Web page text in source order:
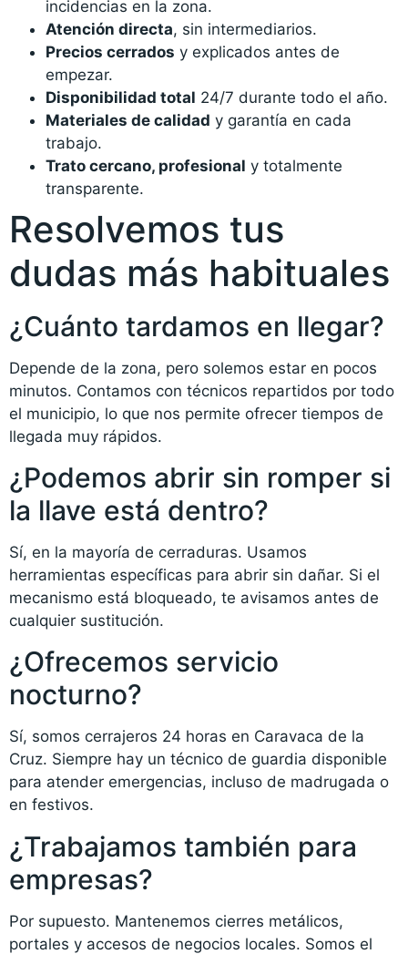
incidencias en la zona.
Atención directa, sin intermediarios.
Precios cerrados y explicados antes de
empezar.
Disponibilidad total 24/7 durante todo el año.
Materiales de calidad y garantía en cada
trabajo.
Trato cercano, profesional y totalmente
transparente.
Resolvemos tus
dudas más habituales
¿Cuánto tardamos en llegar?
Depende de la zona, pero solemos estar en pocos
minutos. Contamos con técnicos repartidos por todo
el municipio, lo que nos permite ofrecer tiempos de
llegada muy rápidos.
¿Podemos abrir sin romper si
la llave está dentro?
Sí, en la mayoría de cerraduras. Usamos
herramientas específicas para abrir sin dañar. Si el
mecanismo está bloqueado, te avisamos antes de
cualquier sustitución.
¿Ofrecemos servicio
nocturno?
Sí, somos cerrajeros 24 horas en Caravaca de la
Cruz. Siempre hay un técnico de guardia disponible
para atender emergencias, incluso de madrugada o
en festivos.
¿Trabajamos también para
empresas?
Por supuesto. Mantenemos cierres metálicos,
portales y accesos de negocios locales. Somos el